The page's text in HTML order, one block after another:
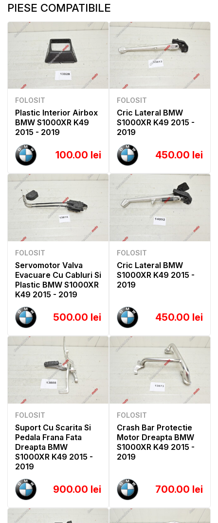
PIESE COMPATIBILE
FOLOSIT
Plastic Interior Airbox
BMW S1000XR K49
2015 - 2019
100.00 lei
FOLOSIT
Cric Lateral BMW
S1000XR K49 2015 -
2019
450.00 lei
FOLOSIT
Servomotor Valva
Evacuare Cu Cabluri Si
Plastic BMW S1000XR
K49 2015 - 2019
500.00 lei
FOLOSIT
Cric Lateral BMW
S1000XR K49 2015 -
2019
450.00 lei
FOLOSIT
Suport Cu Scarita Si
Pedala Frana Fata
Dreapta BMW
S1000XR K49 2015 -
2019
900.00 lei
FOLOSIT
Crash Bar Protectie
Motor Dreapta BMW
S1000XR K49 2015 -
2019
700.00 lei